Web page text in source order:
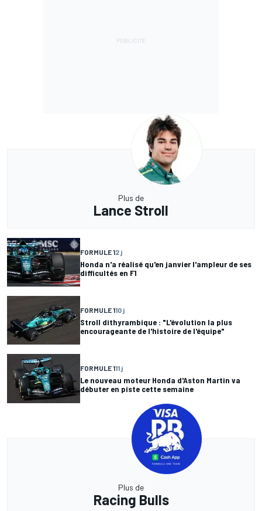
Plus de
Lance Stroll
FORMULE 12 j
Honda n'a réalisé qu'en janvier l'ampleur de ses
difficultés en F1
FORMULE 110 j
Stroll dithyrambique : "L'évolution la plus
encourageante de l'histoire de l'équipe"
FORMULE 111 j
Le nouveau moteur Honda d'Aston Martin va
débuter en piste cette semaine
Plus de
Racing Bulls